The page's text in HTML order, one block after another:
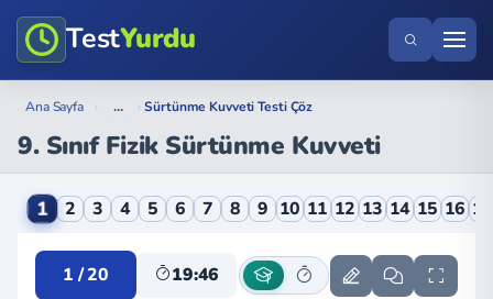
TestYurdu
Ana Sayfa › ... › Sürtünme Kuvveti Testi Çöz
9. Sınıf Fizik Sürtünme Kuvveti
9. Sınıf Fizik Sürtünme Kuvveti Online Testi
1 2 3 4 5 6 7 8 9 10 11 12 13 14 15 16 17
1 / 20 19:46